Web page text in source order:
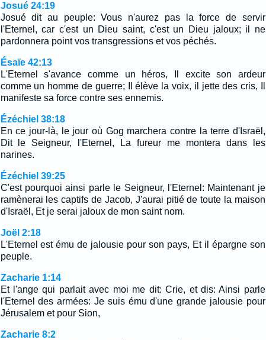
Josué 24:19
Josué dit au peuple: Vous n'aurez pas la force de servir
l'Eternel, car c'est un Dieu saint, c'est un Dieu jaloux; il ne
pardonnera point vos transgressions et vos péchés.
Ésaïe 42:13
L'Eternel s'avance comme un héros, Il excite son ardeur
comme un homme de guerre; Il élève la voix, il jette des cris, Il
manifeste sa force contre ses ennemis.
Ézéchiel 38:18
En ce jour-là, le jour où Gog marchera contre la terre d'Israël,
Dit le Seigneur, l'Eternel, La fureur me montera dans les
narines.
Ézéchiel 39:25
C'est pourquoi ainsi parle le Seigneur, l'Eternel: Maintenant je
ramènerai les captifs de Jacob, J'aurai pitié de toute la maison
d'Israël, Et je serai jaloux de mon saint nom.
Joël 2:18
L'Eternel est ému de jalousie pour son pays, Et il épargne son
peuple.
Zacharie 1:14
Et l'ange qui parlait avec moi me dit: Crie, et dis: Ainsi parle
l'Eternel des armées: Je suis ému d'une grande jalousie pour
Jérusalem et pour Sion,
Zacharie 8:2